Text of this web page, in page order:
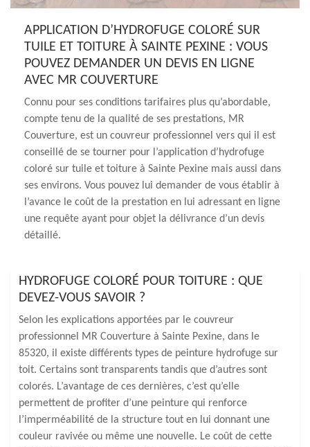
APPLICATION D’HYDROFUGE COLORÉ SUR
TUILE ET TOITURE À SAINTE PEXINE : VOUS
POUVEZ DEMANDER UN DEVIS EN LIGNE
AVEC MR COUVERTURE
Connu pour ses conditions tarifaires plus qu’abordable,
compte tenu de la qualité de ses prestations, MR
Couverture, est un couvreur professionnel vers qui il est
conseillé de se tourner pour l’application d’hydrofuge
coloré sur tuile et toiture à Sainte Pexine mais aussi dans
ses environs. Vous pouvez lui demander de vous établir à
l’avance le coût de la prestation en lui adressant en ligne
une requête ayant pour objet la délivrance d’un devis
détaillé.
HYDROFUGE COLORÉ POUR TOITURE : QUE
DEVEZ-VOUS SAVOIR ?
Selon les explications apportées par le couvreur
professionnel MR Couverture à Sainte Pexine, dans le
85320, il existe différents types de peinture hydrofuge sur
toit. Certains sont transparents tandis que d’autres sont
colorés. L’avantage de ces dernières, c’est qu’elle
permettent de profiter d’une peinture qui renforce
l’imperméabilité de la structure tout en lui donnant une
couleur ravivée ou même une nouvelle. Le coût de cette